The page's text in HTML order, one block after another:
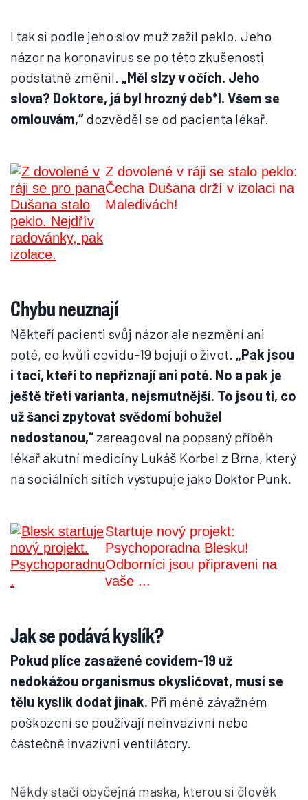
I tak si podle jeho slov muž zažil peklo. Jeho
názor na koronavirus se po této zkušenosti
podstatně změnil. „Měl slzy v očích. Jeho
slova? Doktore, já byl hrozný deb*l. Všem se
omlouvám,“dozvěděl se od pacienta lékař.
Z dovolené v ráji se stalo peklo:
Čecha Dušana drží v izolaci na
Maledivách!
Chybu neuznají
Někteří pacienti svůj názor ale nezmění ani
poté, co kvůli covidu-19 bojují o život. „Pak jsou
i tací, kteří to nepřiznají ani poté. No a pak je
ještě třetí varianta, nejsmutnější. To jsou ti, co
už šanci zpytovat svědomí bohužel
nedostanou,“zareagoval na popsaný příběh
lékař akutní medicíny Lukáš Korbel z Brna, který
na sociálních sítích vystupuje jako Doktor Punk.
Startuje nový projekt:
Psychoporadna Blesku!
Odborníci jsou připraveni na
vaše ...
Jak se podává kyslík?
Pokud plíce zasažené covidem-19 už
nedokážou organismus okysličovat, musí se
tělu kyslík dodat jinak. Při méně závažném
poškození se používají neinvazivní nebo
částečně invazivní ventilátory.
Někdy stačí obyčejná maska, kterou si člověk